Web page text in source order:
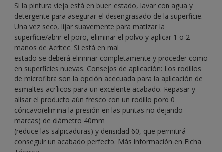
Si la pintura vieja está en buen estado, lavar con agua y
detergente para asegurar el desengrasado de la superficie.
Una vez seco, lijar suavemente para matizar la
superficie/abrir el poro, eliminar el polvo y aplicar 1 o 2
manos de Acritec. Si está en mal
estado se deberá eliminar completamente y proceder como
en superficies nuevas. Consejos de aplicación: Los rodillos
de microfibra son la opción adecuada para la aplicación de
esmaltes acrílicos para un excelente acabado. Repasar y
alisar el producto aún fresco con un rodillo poro 0
cóncavo(elimina la presión en las puntas no dejando
marcas) de diámetro 40mm
(reduce las salpicaduras) y densidad 60, que permitirá
conseguir un acabado perfecto. Más información en Ficha